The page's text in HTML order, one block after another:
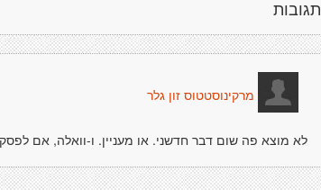
תגובות
מרקינוסטטוס זון גלר
לא מוצא פה שום דבר חדשני. או מעניין. ו-וואלה, אם